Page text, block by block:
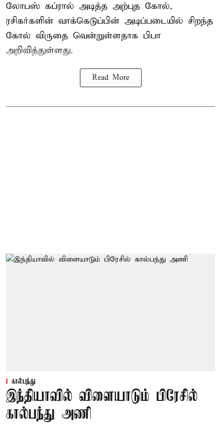
லோபஸ் கப்ரால் அடித்த அற்புத கோல்,
ரசிகர்களின் வாக்கெடுப்பின் அடிப்படையில் சிறந்த
கோல் விருதை வென்றுள்ளதாக பிபா
அறிவித்துள்ளது.
Read More
கால்பந்து
இந்தியாவில் விளையாடும் பிரேசில்
கால்பந்து அணி